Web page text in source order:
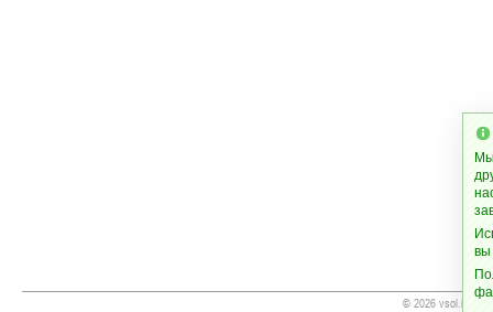
© 2026 vsol.info
вы